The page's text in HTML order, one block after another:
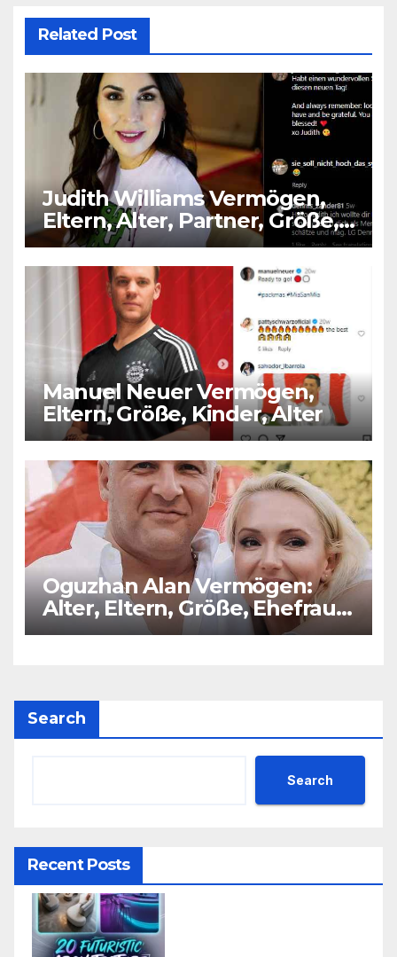
Related Post
Judith Williams Vermögen,
Eltern, Alter, Partner, Größe,
Kinder
Manuel Neuer Vermögen,
Eltern, Größe, Kinder, Alter
Oguzhan Alan Vermögen:
Alter, Eltern, Größe, Ehefrau,
Kinder
Search
Search
Recent Posts